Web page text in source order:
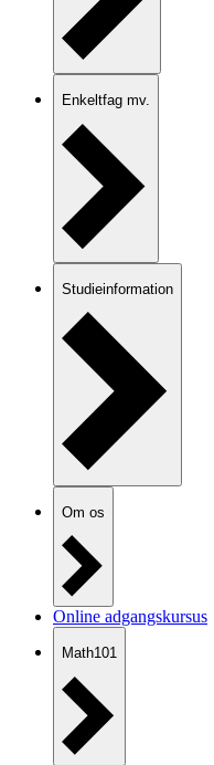
Enkeltfag mv.
Studieinformation
Om os
Online adgangskursus
Math101